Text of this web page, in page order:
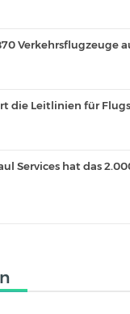
Verkehrsflugzeuge
die Leitlinien für
Services hat das